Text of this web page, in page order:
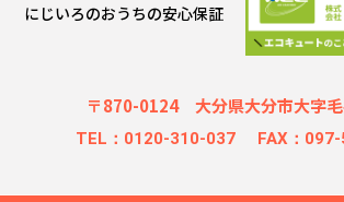
にじいろのおうちの安心保証
〒870-0124 大分県大分市大字
TEL：0120-310-037 FAX：